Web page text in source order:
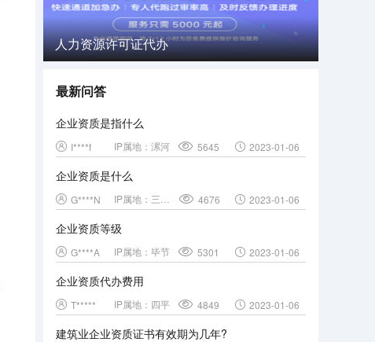
人力资源许可证代办
最新问答
企业资质是指什么
I****f IP属地： 漯河 5645 2023-01-06
企业资质是什么
G****N IP属地： 4676 2023-01-06
企业资质等级
G****A IP属地： 毕节 5301 2023-01-06
企业资质代办费用
T***** IP属地： 四平 4849 2023-01-06
建筑业企业资质证书有效期为几年?